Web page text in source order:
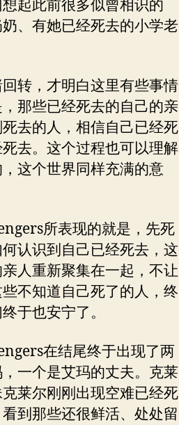
起此前很多似曾相识的
、有她已经死去的小学老
转，才明白这里有些事情
那些已经死去的自己的亲
去的人，相信自己已经死
去。这个过程也可以理解
这个世界同样充满的意
所表现的就是，先死
认识到自己已经死去，这
人重新聚集在一起，不让
不知道自己死了的人，终
于也安宁了。
在结尾终于出现了两
一个是艾玛的丈夫。克莱
莱尔刚刚出现空难已经死
到那些还很鲜活、处处留